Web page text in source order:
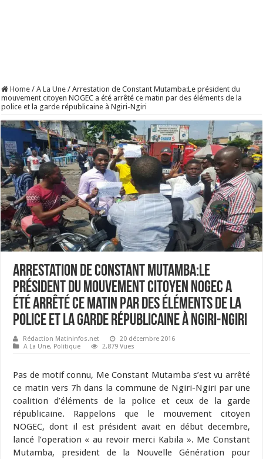
Home / A La Une / Arrestation de Constant Mutamba:Le président du
mouvement citoyen NOGEC a été arrêté ce matin par des éléments de la
police et la garde républicaine à Ngiri-Ngiri
Arrestation de Constant Mutamba:Le
président du mouvement citoyen NOGEC a
été arrêté ce matin par des éléments de la
police et la garde républicaine à Ngiri-Ngiri
Rédaction Matininfos.net
20 décembre 2016
A La Une, Politique 2,879 Vues
Pas de motif connu, Me Constant Mutamba s’est vu arrêté
ce matin vers 7h dans la commune de Ngiri-Ngiri par une
coalition d’éléments de la police et ceux de la garde
républicaine. Rappelons que le mouvement citoyen
NOGEC, dont il est président avait en début decembre,
lancé l’operation « au revoir merci Kabila ». Me Constant
Mutamba, president de la Nouvelle Génération pour